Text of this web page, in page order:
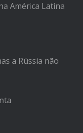
América Latina
a Rússia não